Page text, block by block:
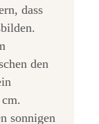
dass
den
sonnigen